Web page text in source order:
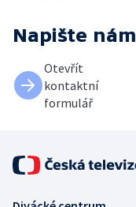
Napište nám
Otevřít
kontaktní
formulář